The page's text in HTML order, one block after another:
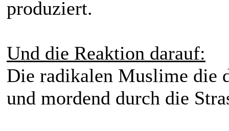
produziert.
Und die Reaktion darauf:
Die radikalen Muslime die
und mordend durch die